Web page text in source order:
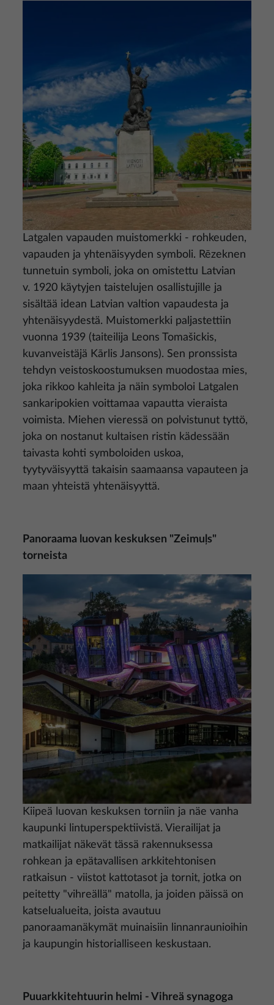
Latgalen vapauden muistomerkki - rohkeuden,
vapauden ja yhtenäisyyden symboli. Rēzeknen
tunnetuin symboli, joka on omistettu Latvian
v. 1920 käytyjen taistelujen osallistujille ja
sisältää idean Latvian valtion vapaudesta ja
yhtenäisyydestä. Muistomerkki paljastettiin
vuonna 1939 (taiteilija Leons Tomašickis,
kuvanveistäjä Kārlis Jansons). Sen pronssista
tehdyn veistoskoostumuksen muodostaa mies,
joka rikkoo kahleita ja näin symboloi Latgalen
sankaripokien voittamaa vapautta vieraista
voimista. Miehen vieressä on polvistunut tyttö,
joka on nostanut kultaisen ristin kädessään
taivasta kohti symboloiden uskoa,
tyytyväisyyttä takaisin saamaansa vapauteen ja
maan yhteistä yhtenäisyyttä.
Panoraama luovan keskuksen "Zeimuļs"
torneista
Kiipeä luovan keskuksen torniin ja näe vanha
kaupunki lintuperspektiivistä. Vierailijat ja
matkailijat näkevät tässä rakennuksessa
rohkean ja epätavallisen arkkitehtonisen
ratkaisun - viistot kattotasot ja tornit, jotka on
peitetty "vihreällä" matolla, ja joiden päissä on
katselualueita, joista avautuu
panoraamanäkymät muinaisiin linnanraunioihin
ja kaupungin historialliseen keskustaan.
Puuarkkitehtuurin helmi - Vihreä synagoga